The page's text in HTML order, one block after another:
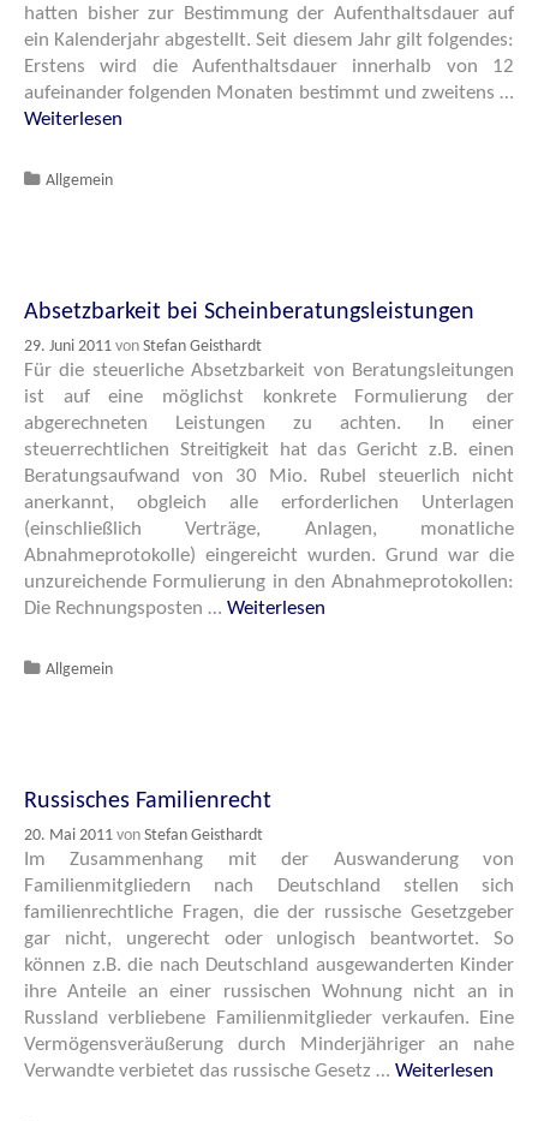
hatten bisher zur Bestimmung der Aufenthaltsdauer auf
ein Kalenderjahr abgestellt. Seit diesem Jahr gilt folgendes:
Erstens wird die Aufenthaltsdauer innerhalb von 12
aufeinander folgenden Monaten bestimmt und zweitens …
Weiterlesen
Katgeorien
Allgemein
Absetzbarkeit bei Scheinberatungsleistungen
29. Juni 2011 von Stefan Geisthardt
Für die steuerliche Absetzbarkeit von Beratungsleitungen
ist auf eine möglichst konkrete Formulierung der
abgerechneten Leistungen zu achten. In einer
steuerrechtlichen Streitigkeit hat das Gericht z.B. einen
Beratungsaufwand von 30 Mio. Rubel steuerlich nicht
anerkannt, obgleich alle erforderlichen Unterlagen
(einschließlich Verträge, Anlagen, monatliche
Abnahmeprotokolle) eingereicht wurden. Grund war die
unzureichende Formulierung in den Abnahmeprotokollen:
Die Rechnungsposten … Weiterlesen
Katgeorien
Allgemein
Russisches Familienrecht
20. Mai 2011 von Stefan Geisthardt
Im Zusammenhang mit der Auswanderung von
Familienmitgliedern nach Deutschland stellen sich
familienrechtliche Fragen, die der russische Gesetzgeber
gar nicht, ungerecht oder unlogisch beantwortet. So
können z.B. die nach Deutschland ausgewanderten Kinder
ihre Anteile an einer russischen Wohnung nicht an in
Russland verbliebene Familienmitglieder verkaufen. Eine
Vermögensveräußerung durch Minderjähriger an nahe
Verwandte verbietet das russische Gesetz … Weiterlesen